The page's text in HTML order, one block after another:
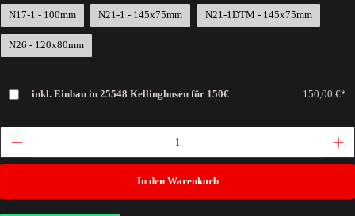
N17-1 - 100mm N21-1 - 145x75mm N21-1DTM - 145x75mm
N26 - 120x80mm
inkl. Einbau in 25548 Kellinghusen für 150€ 150,00 €*
In den Warenkorb